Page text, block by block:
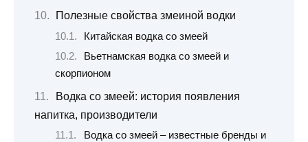
Полезные свойства змеиной водки
Китайская водка со змеей
Вьетнамская водка со змеей и
скорпионом
Водка со змеей: история появления
напитка, производители
Водка со змеей – известные бренды и